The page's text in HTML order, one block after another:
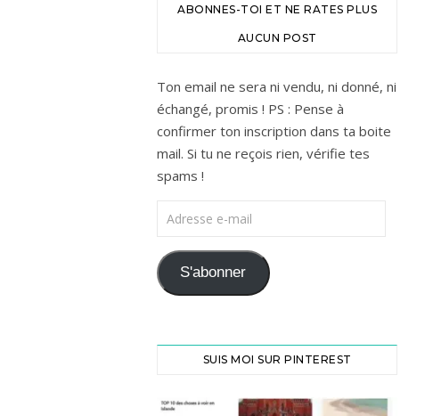
ABONNES-TOI ET NE RATES PLUS
AUCUN POST
Ton email ne sera ni vendu, ni donné, ni
échangé, promis ! PS : Pense à
confirmer ton inscription dans ta boite
mail. Si tu ne reçois rien, vérifie tes
spams !
Adresse e-mail
S'abonner
SUIS MOI SUR PINTEREST